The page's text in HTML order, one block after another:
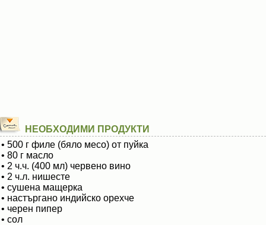
НЕОБХОДИМИ ПРОДУКТИ
• 500 г филе (бяло месо) от пуйка
• 80 г масло
• 2 ч.ч. (400 мл) червено вино
• 2 ч.л. нишесте
• сушена мащерка
• настъргано индийско орехче
• черен пипер
• сол